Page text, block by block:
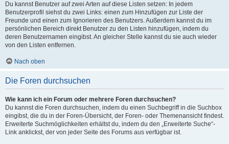
Du kannst Benutzer auf zwei Arten auf diese Listen setzen: In jedem
Benutzerprofil siehst du zwei Links: einen zum Hinzufügen zur Liste der
Freunde und einen zum Ignorieren des Benutzers. Außerdem kannst du im
persönlichen Bereich direkt Benutzer zu den Listen hinzufügen, indem du
deren Benutzernamen eingibst. An gleicher Stelle kannst du sie auch wieder
von den Listen entfernen.
Nach oben
Die Foren durchsuchen
Wie kann ich ein Forum oder mehrere Foren durchsuchen?
Du kannst die Foren durchsuchen, indem du einen Suchbegriff in die Suchbox
eingibst, die du in der Foren-Übersicht, der Foren- oder Themenansicht findest.
Erweiterte Suchmöglichkeiten erhältst du, indem du den „Erweiterte Suche“-
Link anklickst, der von jeder Seite des Forums aus verfügbar ist.